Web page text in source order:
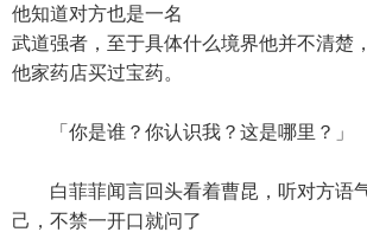
他知道对方也是一名
武道强者，至于具体什么境界他并不清楚
他家药店买过宝药。
「你是谁？你认识我？这是哪里？」
白菲菲闻言回头看着曹昆，听对方语
己，不禁一开口就问了